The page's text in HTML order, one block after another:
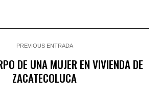
PREVIOUS ENTRADA
DE UNA MUJER EN VIVIENDA DE
ZACATECOLUCA